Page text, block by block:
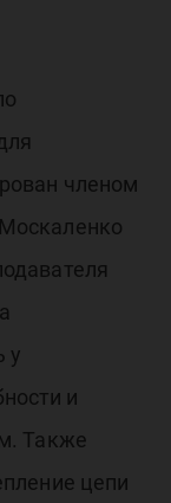
членом
у
и
Также
цепи